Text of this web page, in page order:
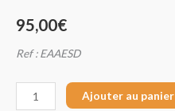
95,00€
Ref : EAAESD
Ajouter au panier